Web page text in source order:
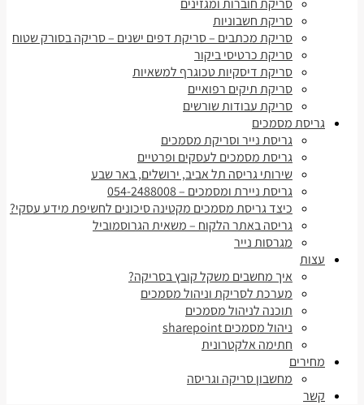
סריקת חוברות ומגזינים
סריקת חשבוניות
סריקת מכתבים – סריקת דפים ישנים – סריקה בסורק שטוח
סריקת כרטיסי ביקור
סריקת דיסקיות טכוגרף למשאיות
סריקת תיקים רפואיים
סריקת עבודות שורשים
גריסת מסמכים
גריסת נייר וסריקת מסמכים
גריסת מסמכים לעסקים ופרטיים
שירותי גריסה תל אביב, ירושלים, באר שבע
גריסת ניירת ומסמכים – 054-2488008
כיצד גריסת מסמכים מקטינה סיכונים לחשיפת מידע עסקי?
גריסה באתר הלקוח – משאית הגרוסמוביל
מגרסות נייר
עצות
איך מחשבים משקל קובץ בסריקה?
מערכת לסריקת וניהול מסמכים
תוכנה לניהול מסמכים
ניהול מסמכים sharepoint
חתימה אלקטרונית
מחירים
מחשבון סריקה וגריסה
קשר